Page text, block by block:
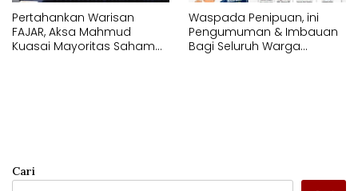
Pertahankan Warisan
FAJAR, Aksa Mahmud
Kuasai Mayoritas Saham
Waspada Penipuan, ini
Pengumuman & Imbauan
Bagi Seluruh Warga
Cari